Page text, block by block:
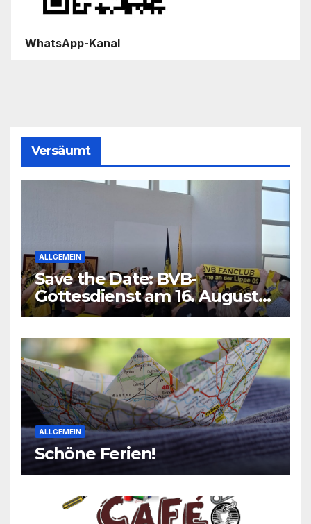
WhatsApp-Kanal
Versäumt
ALLGEMEIN
Save the Date: BVB-
Gottesdienst am 16. August
2026
ALLGEMEIN
Schöne Ferien!